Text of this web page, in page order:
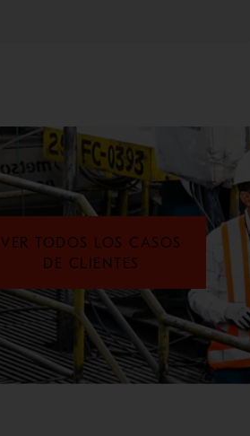
VER TODOS LOS CASOS
DE CLIENTES